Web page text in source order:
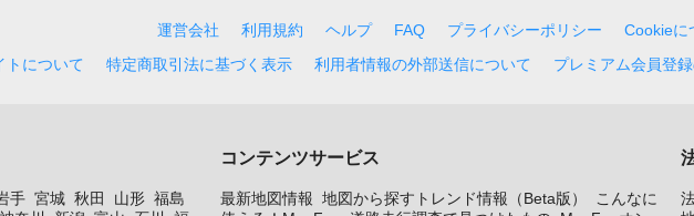
運営会社 利用規約 ヘルプ FAQ プライバシーポリシー
Cookieに
トについて
特定商取引法に基づく表示 利用者情報の外部送信について プレミアム会員登
手 宮城 秋田 山形 福島
コンテンツサービス
最新地図情報 地図から探すトレンド情報（Beta版）
こんなに